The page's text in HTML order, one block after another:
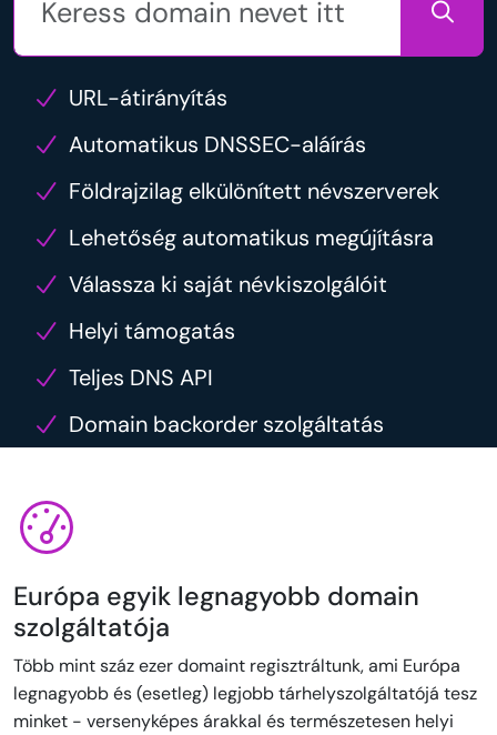
URL-átirányítás
Automatikus DNSSEC-aláírás
Földrajzilag elkülönített névszerverek
Lehetőség automatikus megújításra
Válassza ki saját névkiszolgálóit
Helyi támogatás
Teljes DNS API
Domain backorder szolgáltatás
Európa egyik legnagyobb domain
szolgáltatója
Több mint száz ezer domaint regisztráltunk, ami Európa
legnagyobb és (esetleg) legjobb tárhelyszolgáltatójá tesz
minket - versenyképes árakkal és természetesen helyi